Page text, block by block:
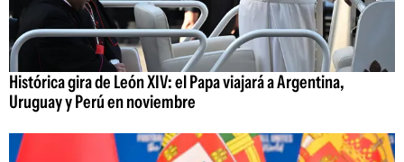
Histórica gira de León XIV: el Papa viajará a Argentina,
Uruguay y Perú en noviembre